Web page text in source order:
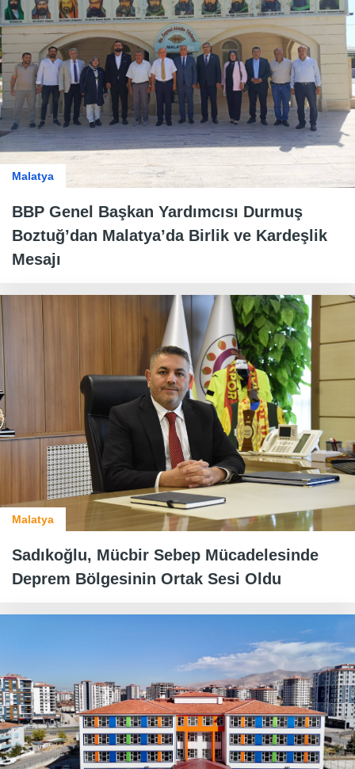
Malatya
BBP Genel Başkan Yardımcısı Durmuş
Boztuğ’dan Malatya’da Birlik ve Kardeşlik
Mesajı
Malatya
Sadıkoğlu, Mücbir Sebep Mücadelesinde
Deprem Bölgesinin Ortak Sesi Oldu